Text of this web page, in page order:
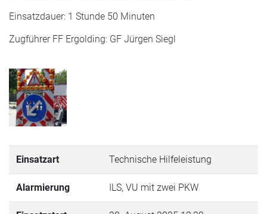
Einsatzdauer: 1 Stunde 50 Minuten
Zugführer FF Ergolding: GF Jürgen Siegl
Einsatzart Technische Hilfeleistung
Alarmierung ILS, VU mit zwei PKW